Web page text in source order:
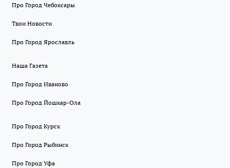
Про Город Чебоксары
Твои Новости
Про Город Ярославль
Наша Газета
Про Город Иваново
Про Город Йошкар-Ола
Про Город Курск
Про Город Рыбинск
Про Город Уфа